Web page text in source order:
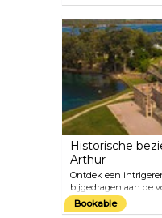
en biedt bezoekers
en
regenwoud en biedt
statig pension en
Restaurant, waar
worden geserveerd.
Historische
Arthur
Ontdek een
bijgedragen aan de
historische plaats
Werelderfgoedlijst
Bookable